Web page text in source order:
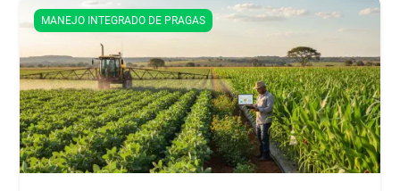
MANEJO INTEGRADO DE PRAGAS